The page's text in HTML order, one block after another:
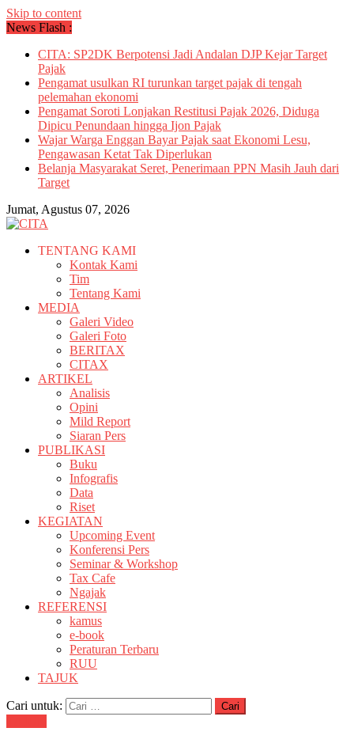
Skip to content
News Flash :
CITA: SP2DK Berpotensi Jadi Andalan DJP Kejar Target
Pajak
Pengamat usulkan RI turunkan target pajak di tengah
pelemahan ekonomi
Pengamat Soroti Lonjakan Restitusi Pajak 2026, Diduga
Dipicu Penundaan hingga Ijon Pajak
Wajar Warga Enggan Bayar Pajak saat Ekonomi Lesu,
Pengawasan Ketat Tak Diperlukan
Belanja Masyarakat Seret, Penerimaan PPN Masih Jauh dari
Target
Jumat, Agustus 07, 2026
TENTANG KAMI
Kontak Kami
Tim
Tentang Kami
MEDIA
Galeri Video
Galeri Foto
BERITAX
CITAX
ARTIKEL
Analisis
Opini
Mild Report
Siaran Pers
PUBLIKASI
Buku
Infografis
Data
Riset
KEGIATAN
Upcoming Event
Konferensi Pers
Seminar & Workshop
Tax Cafe
Ngajak
REFERENSI
kamus
e-book
Peraturan Terbaru
RUU
TAJUK
Cari untuk: